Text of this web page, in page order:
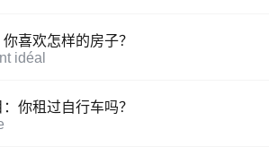
喜欢怎样的房子？
idéal
你租过自行车吗？